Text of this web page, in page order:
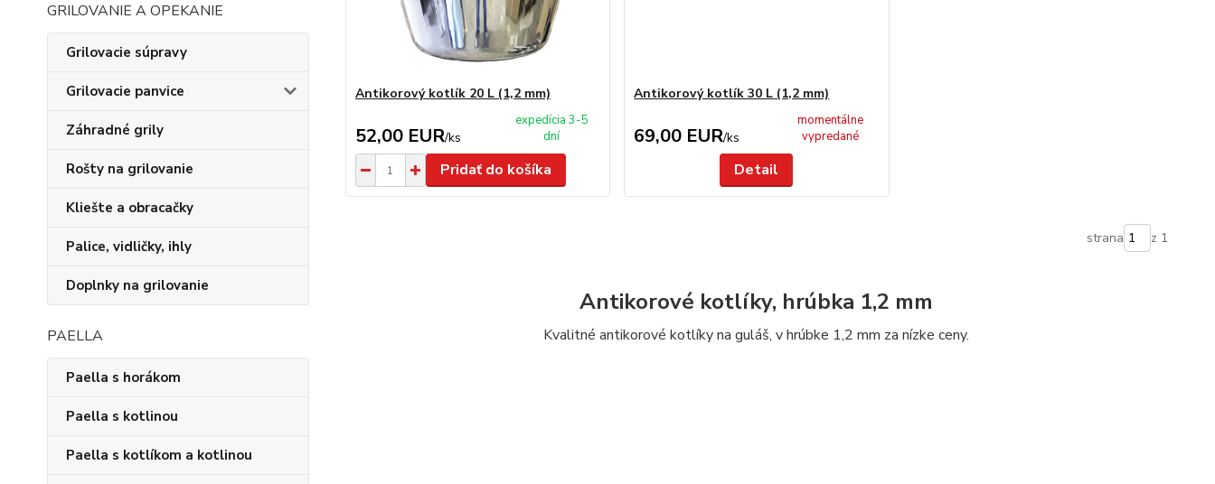
GRILOVANIE A OPEKANIE
Grilovacie súpravy
Grilovacie panvice
Záhradné grily
Rošty na grilovanie
Kliešte a obracačky
Palice, vidličky, ihly
Doplnky na grilovanie
PAELLA
Paella s horákom
Paella s kotlinou
Paella s kotlíkom a kotlinou
Antikorový kotlík 20 L (1,2 mm)
52,00 EUR/ks
expedícia 3-5
dní
Pridať do košíka
Antikorový kotlík 30 L (1,2 mm)
69,00 EUR/ks
momentálne
vypredané
Detail
strana z 1
Antikorové kotlíky, hrúbka 1,2 mm
Kvalitné antikorové kotlíky na guláš, v hrúbke 1,2 mm za nízke ceny.